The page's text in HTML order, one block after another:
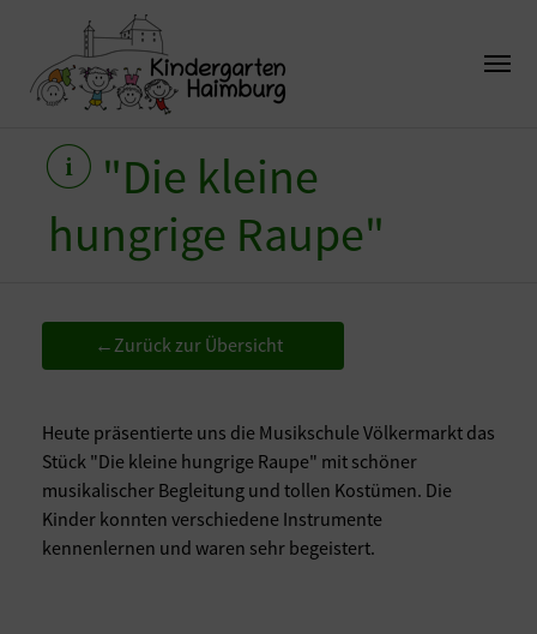
"Die kleine
hungrige Raupe"
←Zurück zur Übersicht
Heute präsentierte uns die Musikschule Völkermarkt das
Stück "Die kleine hungrige Raupe" mit schöner
musikalischer Begleitung und tollen Kostümen. Die
Kinder konnten verschiedene Instrumente
kennenlernen und waren sehr begeistert.